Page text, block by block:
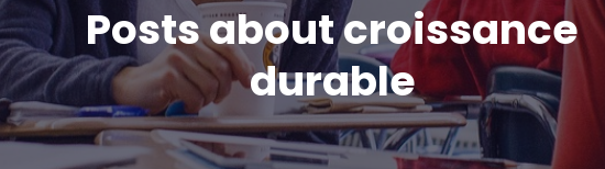
Posts about croissance
durable